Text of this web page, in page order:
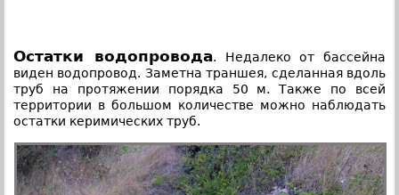
Остатки водопровода. Недалеко от бассейна
виден водопровод. Заметна траншея, сделанная вдоль
труб на протяжении порядка 50 м. Также по всей
территории в большом количестве можно наблюдать
остатки керимических труб.